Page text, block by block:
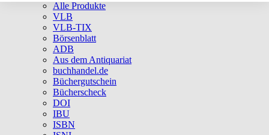
Alle Produkte
VLB
VLB-TIX
Börsenblatt
ADB
Aus dem Antiquariat
buchhandel.de
Büchergutschein
Bücherscheck
DOI
IBU
ISBN